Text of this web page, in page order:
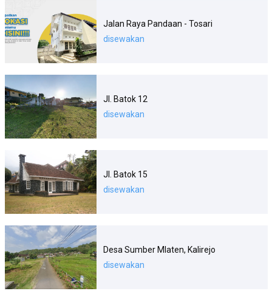
Jalan Raya Pandaan - Tosari
disewakan
Jl. Batok 12
disewakan
Jl. Batok 15
disewakan
Desa Sumber Mlaten, Kalirejo
disewakan